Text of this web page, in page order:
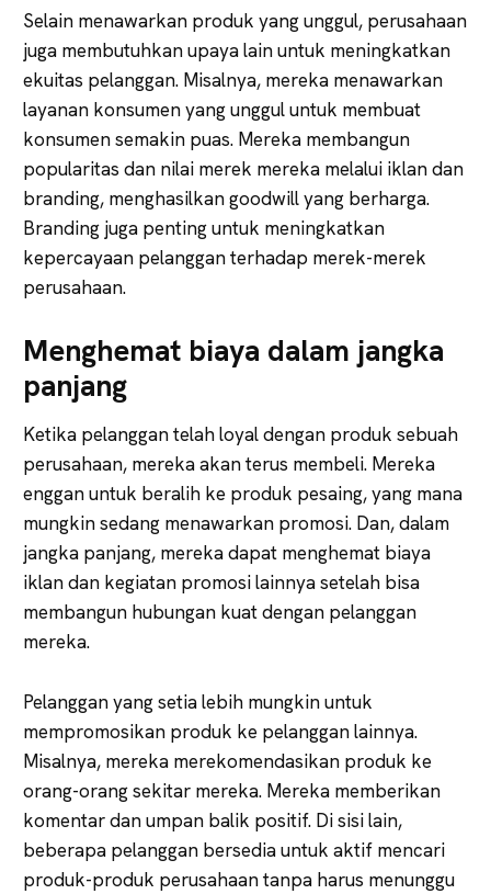
Selain menawarkan produk yang unggul, perusahaan
juga membutuhkan upaya lain untuk meningkatkan
ekuitas pelanggan. Misalnya, mereka menawarkan
layanan konsumen yang unggul untuk membuat
konsumen semakin puas. Mereka membangun
popularitas dan nilai merek mereka melalui iklan dan
branding, menghasilkan goodwill yang berharga.
Branding juga penting untuk meningkatkan
kepercayaan pelanggan terhadap merek-merek
perusahaan.
Menghemat biaya dalam jangka
panjang
Ketika pelanggan telah loyal dengan produk sebuah
perusahaan, mereka akan terus membeli. Mereka
enggan untuk beralih ke produk pesaing, yang mana
mungkin sedang menawarkan promosi. Dan, dalam
jangka panjang, mereka dapat menghemat biaya
iklan dan kegiatan promosi lainnya setelah bisa
membangun hubungan kuat dengan pelanggan
mereka.
Pelanggan yang setia lebih mungkin untuk
mempromosikan produk ke pelanggan lainnya.
Misalnya, mereka merekomendasikan produk ke
orang-orang sekitar mereka. Mereka memberikan
komentar dan umpan balik positif. Di sisi lain,
beberapa pelanggan bersedia untuk aktif mencari
produk-produk perusahaan tanpa harus menunggu